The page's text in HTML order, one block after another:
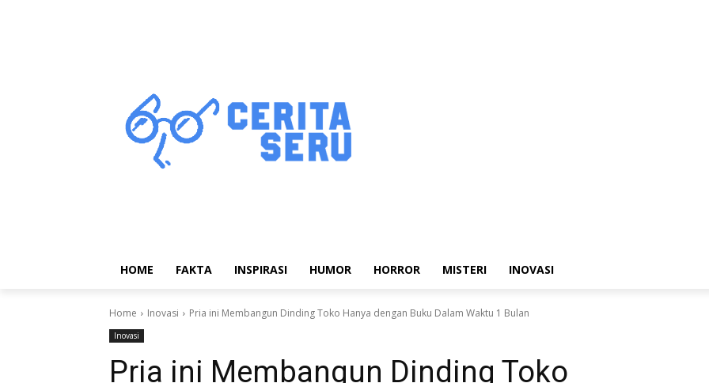
HOME FAKTA INSPIRASI HUMOR HORROR MISTERI INOVASI
Home Inovasi Pria ini Membangun Dinding Toko Hanya dengan Buku Dalam Waktu 1 Bulan
Inovasi
Pria ini Membangun Dinding Toko